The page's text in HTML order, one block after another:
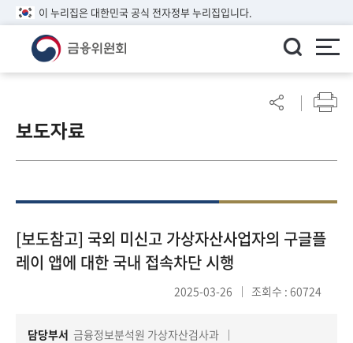
이 누리집은 대한민국 공식 전자정부 누리집입니다.
린
이알
참
여
마
보도자료
[보도참고] 국외 미신고 가상자산사업자의 구글플
레이 앱에 대한 국내 접속차단 시행
2025-03-26 조회수 : 60724
담당부서 금융정보분석원 가상자산검사과